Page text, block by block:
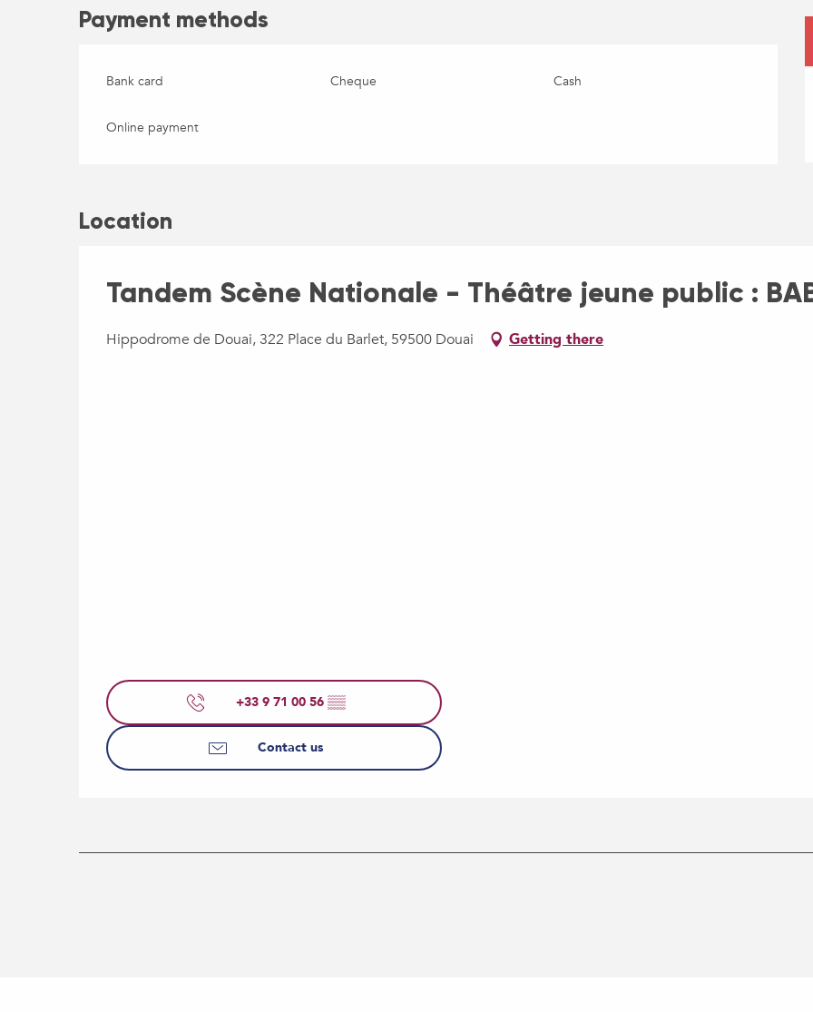
Payment methods
Bank card Cheque Cash
Online payment
Location
Tandem Scène Nationale - Théâtre jeune public :
Hippodrome de Douai, 322 Place du Barlet, 59500 Douai Getting there
+33 9 71 00 56 ▒▒
Contact us